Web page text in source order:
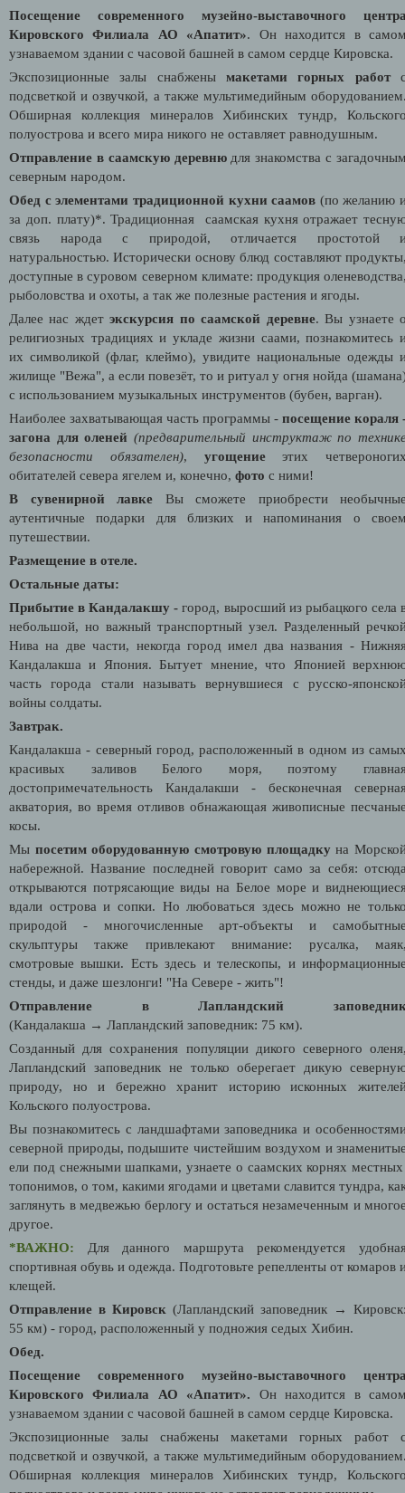
Посещение современного музейно-выставочного
Кировского Филиала АО «Апатит». Он находится в
узнаваемом здании с часовой башней в самом сердце Кировска.
Экспозиционные залы снабжены макетами горных работ
подсветкой и озвучкой, а также мультимедийным
Обширная коллекция минералов Хибинских тундр,
полуострова и всего мира никого не оставляет равнодушным.
Отправление в саамскую деревнюдля знакомства с
северным народом.
Обед с элементами традиционной кухни саамов (по желанию
за доп. плату)*. Традиционная саамская кухня отражает
связь народа с природой, отличается простотой
натуральностью. Исторически основу блюд составляют
доступные в суровом северном климате: продукция
рыболовства и охоты, а так же полезные растения и ягоды.
Далее нас ждетэкскурсия по саамской деревне. Вы узнаете
религиозных традициях и укладе жизни саами, познакомитесь
их символикой (флаг, клеймо), увидите национальные одежды
жилище "Вежа", а если повезёт, то и ритуал у огня нойда
с использованием музыкальных инструментов (бубен, варган).
Наиболее захватывающая часть программы - посещение кораля
загона для оленей (предварительный инструктаж по
безопасности обязателен), угощениеэтих
обитателей севера ягелем и, конечно, фото с ними!
В сувенирной лавке Вы сможете приобрести
аутентичные подарки для близких и напоминания о
путешествии.
Размещение в отеле.
Остальные даты:
Прибытие в Кандалакшу -город, выросший из рыбацкого села
небольшой, но важный транспортный узел. Разделенный
Нива на две части, некогда город имел два названия -
Кандалакша и Япония. Бытует мнение, что Японией
часть города стали называть вернувшиеся с русско-
войны солдаты.
Завтрак.
Кандалакша - северный город, расположенный в одном из
красивых заливов Белого моря, поэтому
достопримечательность Кандалакши - бесконечная
акватория, во время отливов обнажающая живописные
косы.
Мы посетим оборудованную смотровую площадкуна
набережной. Название последней говорит само за себя:
открываются потрясающие виды на Белое море и
вдали острова и сопки. Но любоваться здесь можно не
природой - многочисленные арт-объекты и
скульптуры также привлекают внимание: русалка,
смотровые вышки. Есть здесь и телескопы, и
стенды, и даже шезлонги! "На Севере - жить"!
Отправление в Лапландский
(Кандалакша → Лапландский заповедник: 75 км).
Созданный для сохранения популяции дикого северного
Лапландский заповедник не только оберегает дикую
природу, но и бережно хранит историю исконных
Кольского полуострова.
Вы познакомитесь с ландшафтами заповедника и
северной природы, подышите чистейшим воздухом и
ели под снежными шапками, узнаете о саамских корнях
топонимов, о том, какими ягодами и цветами славится тундра,
заглянуть в медвежью берлогу и остаться незамеченным и
другое.
*ВАЖНО:
Для данного маршрута рекомендуется
спортивная обувь и одежда. Подготовьте репелленты от комаров
клещей.
Отправление в Кировск (Лапландский заповедник →
55 км) - город, расположенный у подножия седых Хибин.
Обед.
Посещение современного музейно-выставочного
Кировского Филиала АО «Апатит». Он находится в
узнаваемом здании с часовой башней в самом сердце Кировска.
Экспозиционные залы снабжены макетами горных работ
подсветкой и озвучкой, а также мультимедийным
Обширная коллекция минералов Хибинских тундр,